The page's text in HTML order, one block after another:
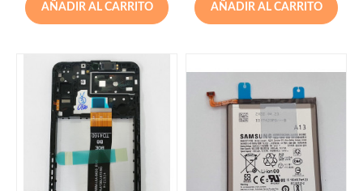
AÑADIR AL CARRITO AÑADIR AL CARRITO